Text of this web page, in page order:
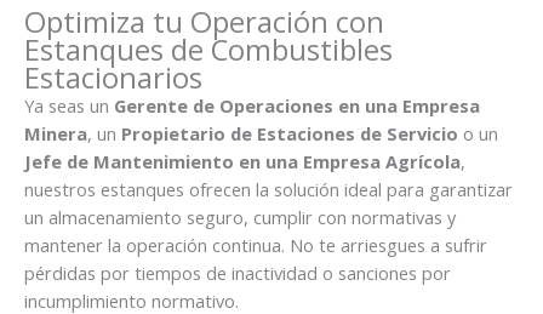
Optimiza tu Operación con
Estanques de Combustibles
Estacionarios
Ya seas un Gerente de Operaciones en una Empresa
Minera, un Propietario de Estaciones de Servicio o un
Jefe de Mantenimiento en una Empresa Agrícola,
nuestros estanques ofrecen la solución ideal para garantizar
un almacenamiento seguro, cumplir con normativas y
mantener la operación continua. No te arriesgues a sufrir
pérdidas por tiempos de inactividad o sanciones por
incumplimiento normativo.